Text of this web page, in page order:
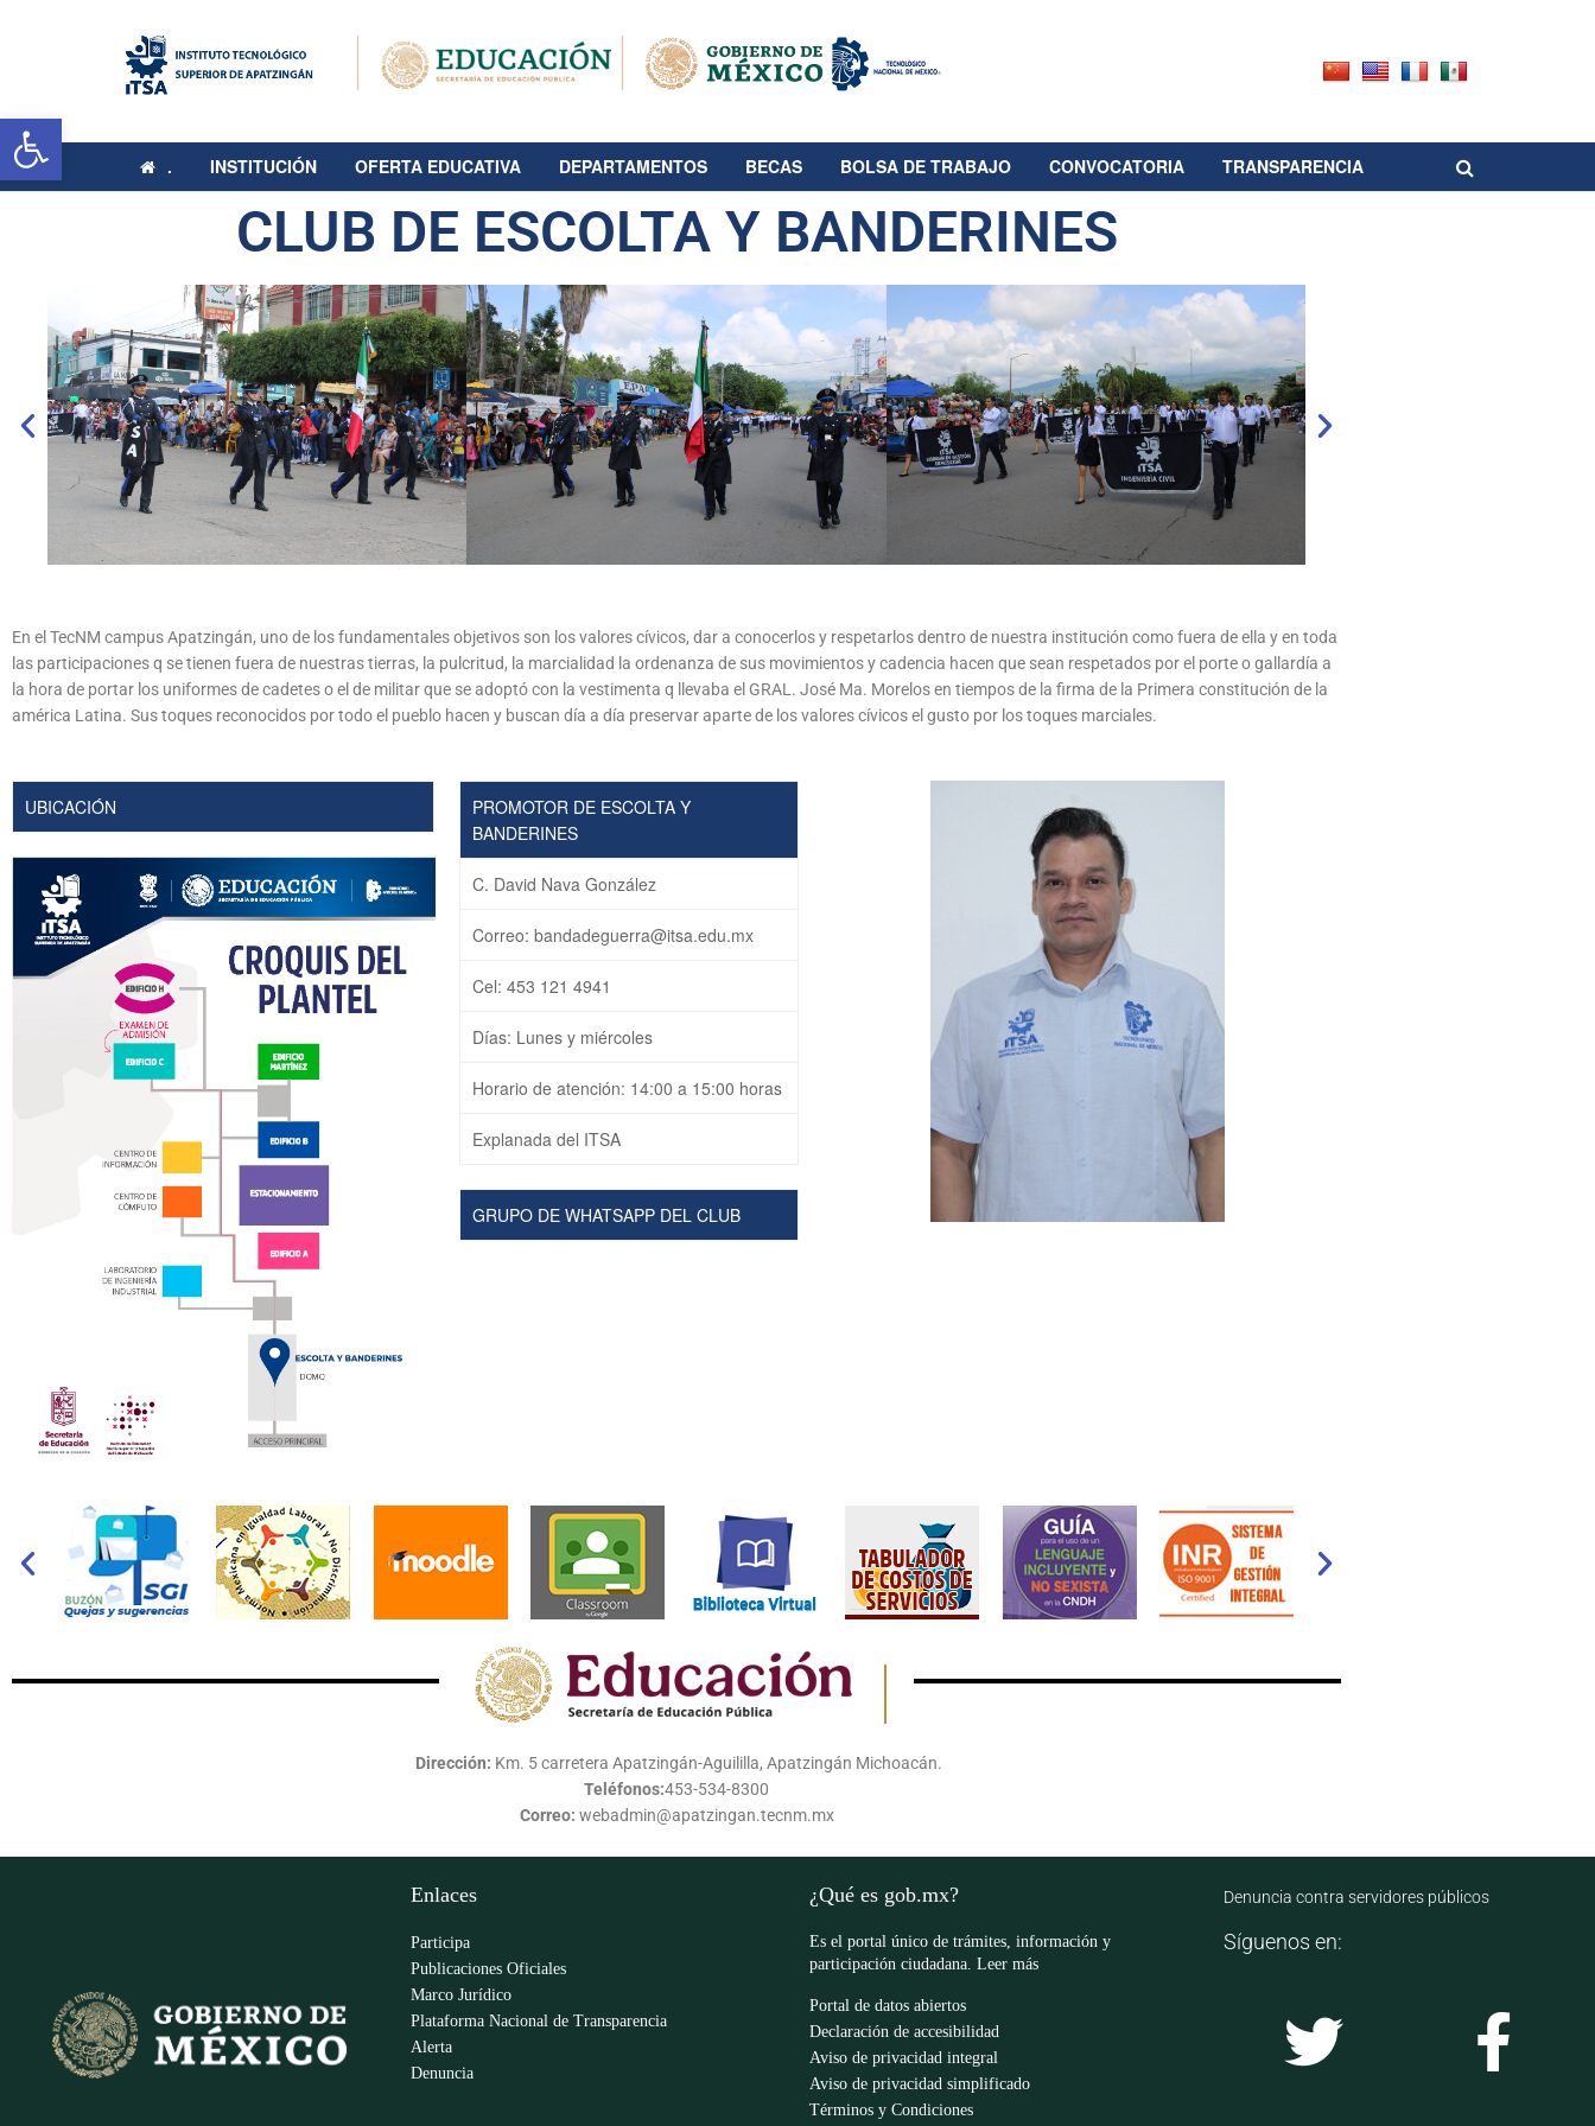
. INSTITUCIÓN OFERTA EDUCATIVA DEPARTAMENTOS BECAS BOLSA DE TRABAJO CONVOCATORIA TRANSPARENCIA
CLUB DE ESCOLTA Y BANDERINES
En el TecNM campus Apatzingán, uno de los fundamentales objetivos son los valores cívicos, dar a conocerlos y respetarlos dentro de nuestra institución como fuera de ella y en toda
las participaciones q se tienen fuera de nuestras tierras, la pulcritud, la marcialidad la ordenanza de sus movimientos y cadencia hacen que sean respetados por el porte o gallardía a
la hora de portar los uniformes de cadetes o el de militar que se adoptó con la vestimenta q llevaba el GRAL. José Ma. Morelos en tiempos de la firma de la Primera constitución de la
américa Latina. Sus toques reconocidos por todo el pueblo hacen y buscan día a día preservar aparte de los valores cívicos el gusto por los toques marciales.
UBICACIÓN
PROMOTOR DE ESCOLTA Y
BANDERINES
C. David Nava González
Correo: bandadeguerra@itsa.edu.mx
Cel: 453 121 4941
Días: Lunes y miércoles
Horario de atención: 14:00 a 15:00 horas
Explanada del ITSA
GRUPO DE WHATSAPP DEL CLUB
Dirección: Km. 5 carretera Apatzingán-Aguililla, Apatzingán Michoacán.
Teléfonos:453-534-8300
Correo: webadmin@apatzingan.tecnm.mx
Enlaces
Participa
Publicaciones Oficiales
Marco Jurídico
Plataforma Nacional de Transparencia
Alerta
Denuncia
¿Qué es gob.mx?
Es el portal único de trámites, información y
participación ciudadana. Leer más
Portal de datos abiertos
Declaración de accesibilidad
Aviso de privacidad integral
Aviso de privacidad simplificado
Términos y Condiciones
Denuncia contra servidores públicos
Síguenos en:
Abrir barra de herramientas